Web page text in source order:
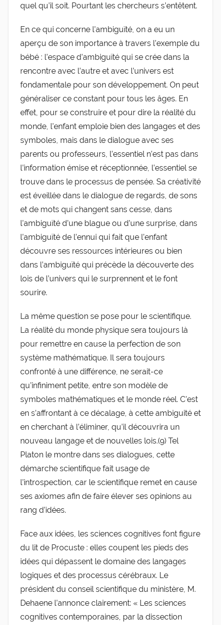
quel qu’il soit. Pourtant les chercheurs s’entêtent.
En ce qui concerne l’ambiguïté, on a eu un
aperçu de son importance à travers l’exemple du
bébé : l’espace d’ambiguïté qui se crée dans la
rencontre avec l’autre et avec l’univers est
fondamentale pour son développement. On peut
généraliser ce constant pour tous les âges. En
effet, pour se construire et pour dire la réalité du
monde, l’enfant emploie bien des langages et des
symboles, mais dans le dialogue avec ses
parents ou professeurs, l’essentiel n’est pas dans
l’information émise et réceptionnée, l’essentiel se
trouve dans le processus de pensée. Sa créativité
est éveillée dans le dialogue de regards, de sons
et de mots qui changent sans cesse, dans
l’ambiguïté d’une blague ou d’une surprise, dans
l’ambiguïté de l’ennui qui fait que l’enfant
découvre ses ressources intérieures ou bien
dans l’ambiguïté qui précède la découverte des
lois de l’univers qui le surprennent et le font
sourire.
La même question se pose pour le scientifique.
La réalité du monde physique sera toujours là
pour remettre en cause la perfection de son
système mathématique. Il sera toujours
confronté à une différence, ne serait-ce
qu’infiniment petite, entre son modèle de
symboles mathématiques et le monde réel. C’est
en s’affrontant à ce décalage, à cette ambiguité et
en cherchant à l’éliminer, qu’il découvrira un
nouveau langage et de nouvelles lois.(9) Tel
Platon le montre dans ses dialogues, cette
démarche scientifique fait usage de
l’introspection, car le scientifique remet en cause
ses axiomes afin de faire élever ses opinions au
rang d’idées.
Face aux idées, les sciences cognitives font figure
du lit de Procuste : elles coupent les pieds des
idées qui dépassent le domaine des langages
logiques et des processus cérébraux. Le
président du conseil scientifique du ministère, M.
Dehaene l’annonce clairement: « Les sciences
cognitives contemporaines, par la dissection